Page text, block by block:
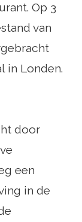
Op 3
van
in Londen.
door
een
in de